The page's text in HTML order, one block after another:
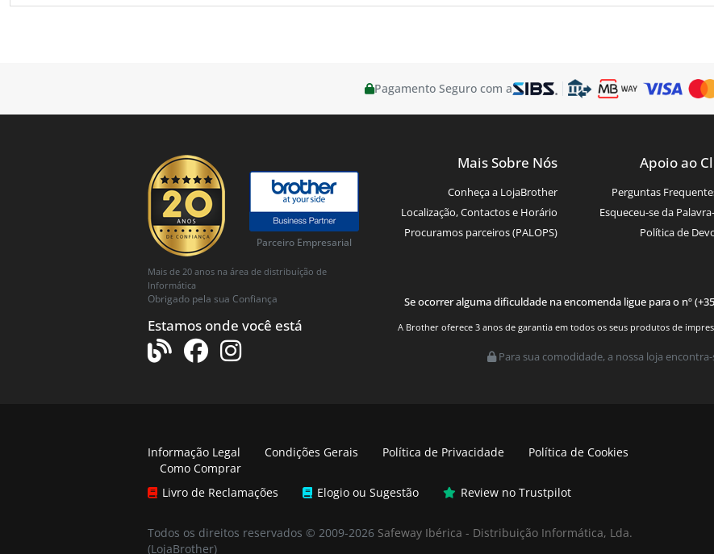
Pagamento Seguro com a
Parceiro Empresarial
Mais de 20 anos na área de distribuíção de
Informática
Obrigado pela sua Confiança
Estamos onde você está
Mais Sobre Nós
Conheça a LojaBrother
Localização, Contactos e Horário
Procuramos parceiros (PALOPS)
Apoio ao
Perguntas
Esqueceu-se da
Política de
Se ocorrer alguma dificuldade na encomenda ligue para o nº
A Brother oferece 3 anos de garantia em todos os seus produtos de
Para sua comodidade, a nossa loja
Informação Legal Condições Gerais Política de Privacidade
Política de Cookies
Como Comprar
Livro de Reclamações
Elogio ou Sugestão Review no Trustpilot
Todos os direitos reservados © 2009-2026 Safeway Ibérica - Distribuição Informática, Lda.
(LojaBrother)